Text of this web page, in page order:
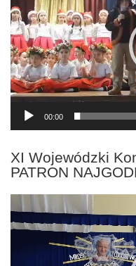
00:00
XI Wojewódzki
PATRON
Odtwarzacz
video